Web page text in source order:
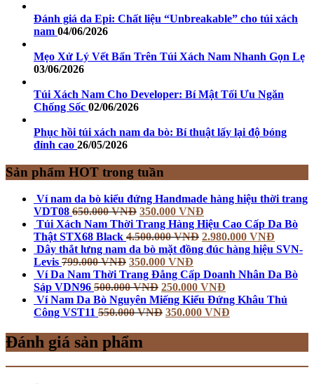
Đánh giá da Epi: Chất liệu “Unbreakable” cho túi xách
nam 04/06/2026
Mẹo Xử Lý Vết Bẩn Trên Túi Xách Nam Nhanh Gọn Lẹ
03/06/2026
Túi Xách Nam Cho Developer: Bí Mật Tối Ưu Ngăn
Chống Sốc 02/06/2026
Phục hồi túi xách nam da bò: Bí thuật lấy lại độ bóng
đỉnh cao 26/05/2026
Sản phẩm HOT trong tuần
Ví nam da bò kiểu đứng Handmade hàng hiệu thời trang
VDT08 650.000VNĐ 350.000 VNĐ
Túi Xách Nam Thời Trang Hàng Hiệu Cao Cấp Da Bò
Thật STX68 Black 4.500.000VNĐ 2.980.000 VNĐ
Dây thắt lưng nam da bò mặt đồng đúc hàng hiệu SVN-
Levis 799.000VNĐ 350.000 VNĐ
Ví Da Nam Thời Trang Đẳng Cấp Doanh Nhân Da Bò
Sáp VDN96 500.000VNĐ 250.000 VNĐ
Ví Nam Da Bò Nguyên Miếng Kiểu Đứng Khâu Thủ
Công VST11 550.000VNĐ 350.000 VNĐ
Đánh giá sản phẩm